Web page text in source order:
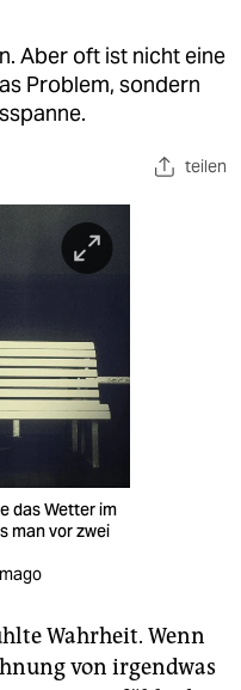
Aber oft ist nicht eine
Problem, sondern
teilen
das Wetter im
man vor zwei
Wahrheit. Wenn
von irgendwas